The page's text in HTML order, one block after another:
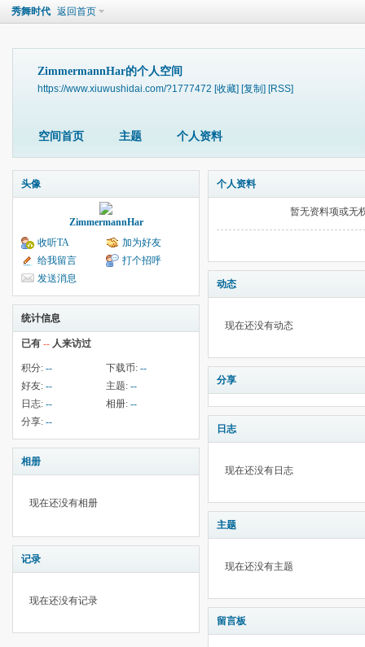
秀舞时代 返回首页
ZimmermannHar的个人空间
https://www.xiuwushidai.com/?1777472 [收藏] [复制] [RSS]
空间首页 主题 个人资料
头像
ZimmermannHar
收听TA
加为好友
给我留言
打个招呼
发送消息
统计信息
已有 -- 人来访过
积分: -- 下载币: --
好友: -- 主题: --
日志: -- 相册: --
分享: --
相册
现在还没有相册
记录
现在还没有记录
个人资料
暂无资料项或无
动态
现在还没有动态
分享
日志
现在还没有日志
主题
现在还没有主题
留言板